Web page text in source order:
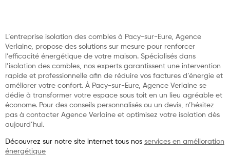
L’entreprise isolation des combles à Pacy-sur-Eure, Agence
Verlaine, propose des solutions sur mesure pour renforcer
l’efficacité énergétique de votre maison. Spécialisés dans
l’isolation des combles, nos experts garantissent une intervention
rapide et professionnelle afin de réduire vos factures d’énergie et
améliorer votre confort. À Pacy-sur-Eure, Agence Verlaine se
dédie à transformer votre espace sous toit en un lieu agréable et
économe. Pour des conseils personnalisés ou un devis, n’hésitez
pas à contacter Agence Verlaine et optimisez votre isolation dès
aujourd’hui.
Découvrez sur notre site internet tous nos services en amélioration
énergétique